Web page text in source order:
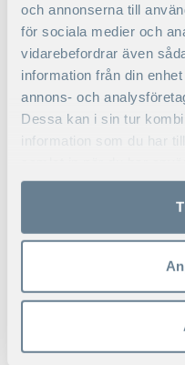
och annonserna till
för sociala medier och
vidarebefordrar även
information från din
annons- och
Dessa kan i sin tur
information som du har
“Jag tror att
för att de måste
som brukar ses
sannolikhet och
konsekvens.
svanen.
tydligare koppla
kontinuitetsarbetet
grad bli en
högre grad
god hjälp för att
utbildningen och